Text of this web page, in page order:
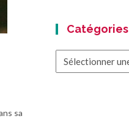
sa
Catégories